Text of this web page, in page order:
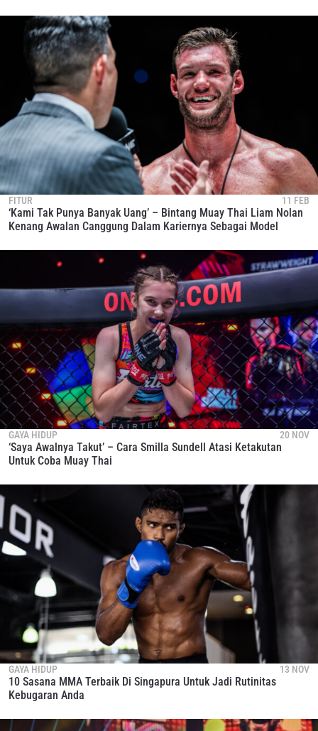
FITUR 11 FEB
‘Kami Tak Punya Banyak Uang’ – Bintang Muay Thai Liam Nolan
Kenang Awalan Canggung Dalam Kariernya Sebagai Model
GAYA HIDUP 20 NOV
‘Saya Awalnya Takut’ – Cara Smilla Sundell Atasi Ketakutan
Untuk Coba Muay Thai
GAYA HIDUP 13 NOV
10 Sasana MMA Terbaik Di Singapura Untuk Jadi Rutinitas
Kebugaran Anda